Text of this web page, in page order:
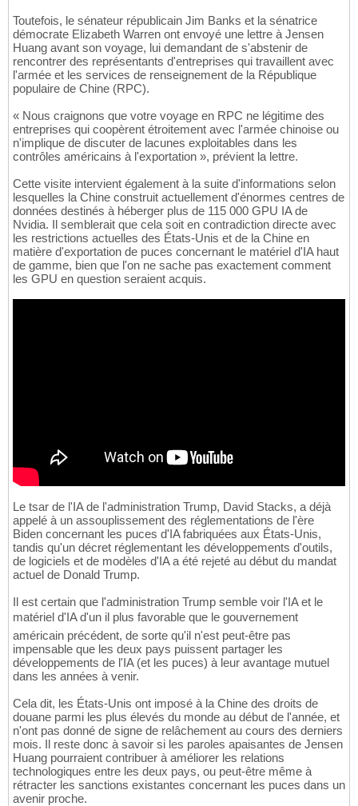
Toutefois, le sénateur républicain Jim Banks et la sénatrice
démocrate Elizabeth Warren ont envoyé une lettre à Jensen
Huang avant son voyage, lui demandant de s'abstenir de
rencontrer des représentants d'entreprises qui travaillent avec
l'armée et les services de renseignement de la République
populaire de Chine (RPC).
« Nous craignons que votre voyage en RPC ne légitime des
entreprises qui coopèrent étroitement avec l'armée chinoise ou
n'implique de discuter de lacunes exploitables dans les
contrôles américains à l'exportation », prévient la lettre.
Cette visite intervient également à la suite d'informations selon
lesquelles la Chine construit actuellement d'énormes centres de
données destinés à héberger plus de 115 000 GPU IA de
Nvidia. Il semblerait que cela soit en contradiction directe avec
les restrictions actuelles des États-Unis et de la Chine en
matière d'exportation de puces concernant le matériel d'IA haut
de gamme, bien que l'on ne sache pas exactement comment
les GPU en question seraient acquis.
Le tsar de l'IA de l'administration Trump, David Stacks, a déjà
appelé à un assouplissement des réglementations de l'ère
Biden concernant les puces d'IA fabriquées aux États-Unis,
tandis qu'un décret réglementant les développements d'outils,
de logiciels et de modèles d'IA a été rejeté au début du mandat
actuel de Donald Trump.
Il est certain que l'administration Trump semble voir l'IA et le
matériel d'IA d'un il plus favorable que le gouvernement
américain précédent, de sorte qu'il n'est peut-être pas
impensable que les deux pays puissent partager les
développements de l'IA (et les puces) à leur avantage mutuel
dans les années à venir.
Cela dit, les États-Unis ont imposé à la Chine des droits de
douane parmi les plus élevés du monde au début de l'année, et
n'ont pas donné de signe de relâchement au cours des derniers
mois. Il reste donc à savoir si les paroles apaisantes de Jensen
Huang pourraient contribuer à améliorer les relations
technologiques entre les deux pays, ou peut-être même à
rétracter les sanctions existantes concernant les puces dans un
avenir proche.